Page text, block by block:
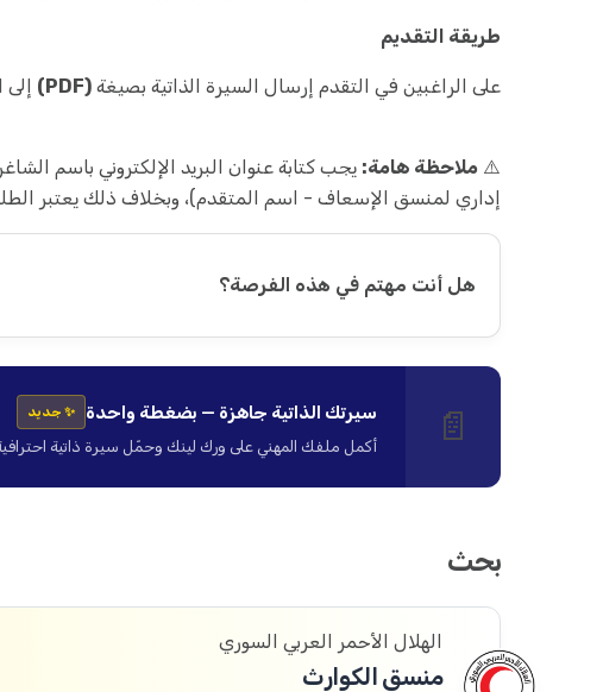
طريقة التقديم
على الراغبين في التقدم إرسال السيرة الذاتية بصيغة (PDF) إلى
⚠️ ملاحظة هامة: يجب كتابة عنوان البريد الإلكتروني باسم
إداري لمنسق الإسعاف - اسم المتقدم)، وبخلاف ذلك يعتبر
هل أنت مهتم في هذه الفرصة؟
📄 سيرتك الذاتية جاهزة — بضغطة واحدة ✨ جديد
أكمل ملفك المهني على ورك لينك وحمّل سيرة ذاتية احترافية
بحث
الهلال الأحمر العربي السوري
منسق الكوارث